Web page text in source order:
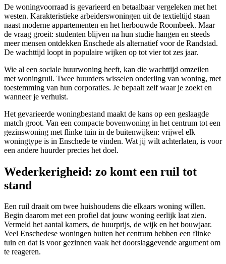
De woningvoorraad is gevarieerd en betaalbaar vergeleken met het
westen. Karakteristieke arbeiderswoningen uit de textieltijd staan
naast moderne appartementen en het herbouwde Roombeek. Maar
de vraag groeit: studenten blijven na hun studie hangen en steeds
meer mensen ontdekken Enschede als alternatief voor de Randstad.
De wachttijd loopt in populaire wijken op tot vier tot zes jaar.
Wie al een sociale huurwoning heeft, kan die wachttijd omzeilen
met woningruil. Twee huurders wisselen onderling van woning, met
toestemming van hun corporaties. Je bepaalt zelf waar je zoekt en
wanneer je verhuist.
Het gevarieerde woningbestand maakt de kans op een geslaagde
match groot. Van een compacte bovenwoning in het centrum tot een
gezinswoning met flinke tuin in de buitenwijken: vrijwel elk
woningtype is in Enschede te vinden. Wat jij wilt achterlaten, is voor
een andere huurder precies het doel.
Wederkerigheid: zo komt een ruil tot
stand
Een ruil draait om twee huishoudens die elkaars woning willen.
Begin daarom met een profiel dat jouw woning eerlijk laat zien.
Vermeld het aantal kamers, de huurprijs, de wijk en het bouwjaar.
Veel Enschedese woningen buiten het centrum hebben een flinke
tuin en dat is voor gezinnen vaak het doorslaggevende argument om
te reageren.